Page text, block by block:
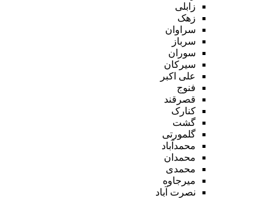
زابلی
زهک
سراوان
سرباز
سوران
سیرکان
علی اکبر
فنوج
قصرقند
کنارک
گشت
گلمورتی
محمدآباد
محمدان
محمدی
میرجاوه
نصرت آباد